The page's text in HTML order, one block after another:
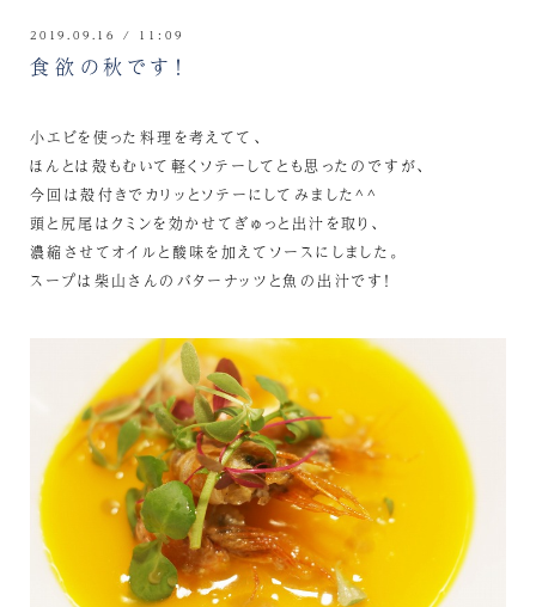
2019.09.16 / 11:09
食欲の秋です！
小エビを使った料理を考えてて、
ほんとは殻もむいて軽くソテーしてとも思ったのですが、
今回は殻付きでカリッとソテーにしてみました^^
頭と尻尾はクミンを効かせてぎゅっと出汁を取り、
濃縮させてオイルと酸味を加えてソースにしました。
スープは柴山さんのバターナッツと魚の出汁です！